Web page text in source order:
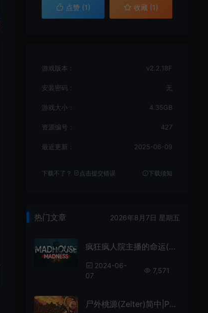
点赞 (1) 收藏 (1)
游戏版本： v2.2.18F
安装密码： 无
游戏大小： 4.35GB
资源编号： 427
最近更新： 2025-06-09
下载不了？ 点击提交错误 下载须知
热门文章 2026年8月7日 星期五
疯狂疯人院主播的命运(Madhouse Madness)简中|PC|AVG|心理恐怖冒险游戏
2024-06-
07
7,571
尸外桃源(Zelter)简中|PC|AVG|开放世界生存制作丧尸动作游戏